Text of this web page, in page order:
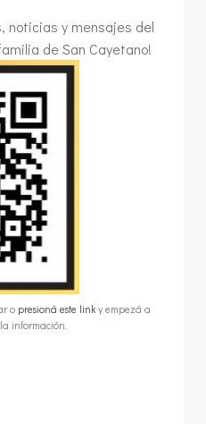
noticias y mensajes del
de San Cayetano!
o presioná este link y empezá a
información.